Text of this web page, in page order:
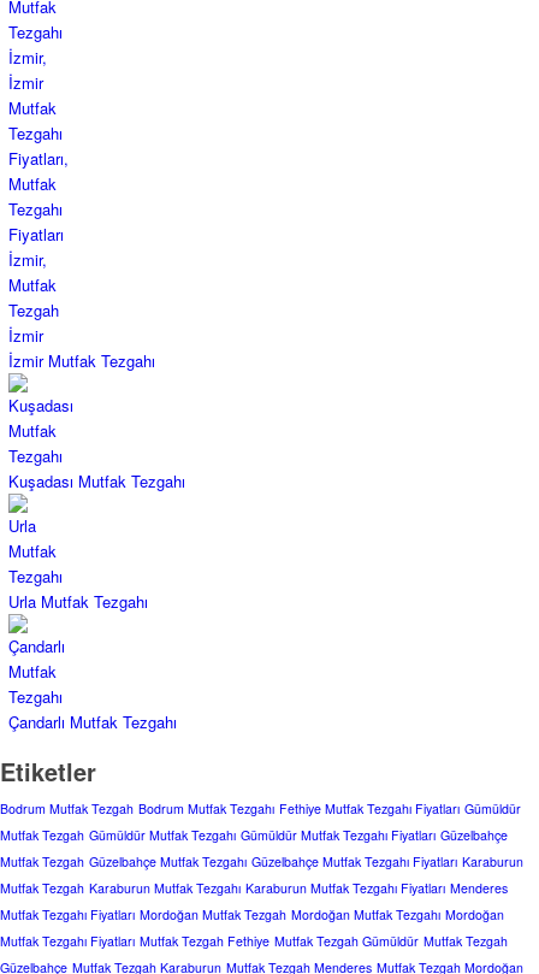
İzmir Mutfak Tezgahı
Kuşadası Mutfak Tezgahı
Urla Mutfak Tezgahı
Çandarlı Mutfak Tezgahı
Etiketler
Bodrum Mutfak Tezgah Bodrum Mutfak Tezgahı Fethiye Mutfak Tezgahı Fiyatları Gümüldür
Mutfak Tezgah Gümüldür Mutfak Tezgahı Gümüldür Mutfak Tezgahı Fiyatları Güzelbahçe
Mutfak Tezgah Güzelbahçe Mutfak Tezgahı Güzelbahçe Mutfak Tezgahı Fiyatları Karaburun
Mutfak Tezgah Karaburun Mutfak Tezgahı Karaburun Mutfak Tezgahı Fiyatları Menderes
Mutfak Tezgahı Fiyatları Mordoğan Mutfak Tezgah Mordoğan Mutfak Tezgahı Mordoğan
Mutfak Tezgahı Fiyatları Mutfak Tezgah Fethiye Mutfak Tezgah Gümüldür Mutfak Tezgah
Güzelbahçe Mutfak Tezgah Karaburun Mutfak Tezgah Menderes Mutfak Tezgah Mordoğan